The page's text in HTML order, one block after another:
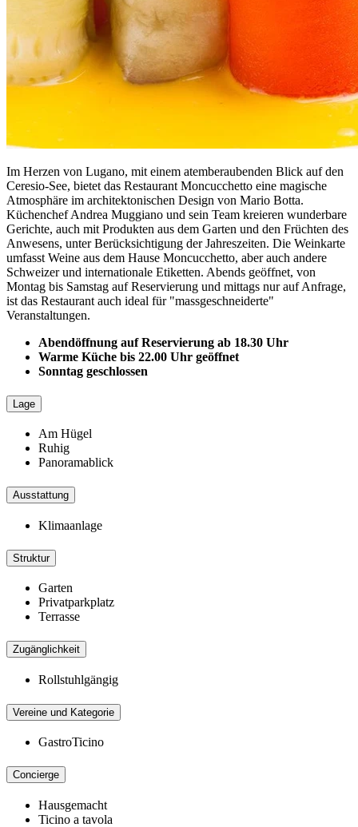
Im Herzen von Lugano, mit einem atemberaubenden Blick auf den
Ceresio-See, bietet das Restaurant Moncucchetto eine magische
Atmosphäre im architektonischen Design von Mario Botta.
Küchenchef Andrea Muggiano und sein Team kreieren wunderbare
Gerichte, auch mit Produkten aus dem Garten und den Früchten des
Anwesens, unter Berücksichtigung der Jahreszeiten. Die Weinkarte
umfasst Weine aus dem Hause Moncucchetto, aber auch andere
Schweizer und internationale Etiketten. Abends geöffnet, von
Montag bis Samstag auf Reservierung und mittags nur auf Anfrage,
ist das Restaurant auch ideal für "massgeschneiderte"
Veranstaltungen.
Abendöffnung auf Reservierung ab 18.30 Uhr
Warme Küche bis 22.00 Uhr geöffnet
Sonntag geschlossen
Lage
Am Hügel
Ruhig
Panoramablick
Ausstattung
Klimaanlage
Struktur
Garten
Privatparkplatz
Terrasse
Zugänglichkeit
Rollstuhlgängig
Vereine und Kategorie
GastroTicino
Concierge
Hausgemacht
Ticino a tavola